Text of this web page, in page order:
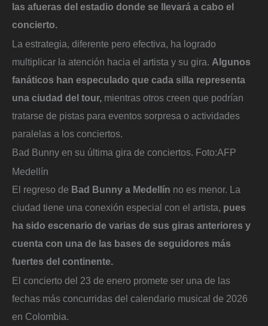
las afueras del estadio donde se llevará a cabo el
concierto.
La estrategia, diferente pero efectiva, ha logrado
multiplicar la atención hacia el artista y su gira. Algunos
fanáticos han especulado que cada silla representa
una ciudad del tour, mientras otros creen que podrían
tratarse de pistas para eventos sorpresa o actividades
paralelas a los conciertos.
Bad Bunny en su última gira de conciertos. Foto:AFP
Medellín
El regreso de Bad Bunny a Medellín no es menor. La
ciudad tiene una conexión especial con el artista, pues
ha sido escenario de varias de sus giras anteriores y
cuenta con una de las bases de seguidores más
fuertes del continente.
El concierto del 23 de enero promete ser una de las
fechas más concurridas del calendario musical de 2026
en Colombia.